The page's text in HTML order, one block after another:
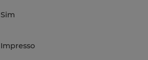
Sim
Impresso